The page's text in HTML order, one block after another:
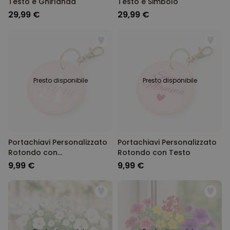
29,99 € 29,99 €
Presto disponibile
Portachiavi Personalizzato
Rotondo con
Monogramma
9,99 €
Presto disponibile
Portachiavi Personalizzato
Rotondo con Testo
9,99 €